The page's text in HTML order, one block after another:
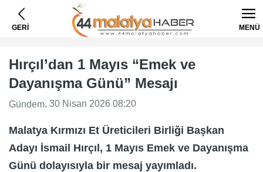
GERİ MENÜ
Hırçıl’dan 1 Mayıs “Emek ve
Dayanışma Günü” Mesajı
Gündem, 30 Nisan 2026 08:20
Malatya Kırmızı Et Üreticileri Birliği Başkan
Adayı İsmail Hırçıl, 1 Mayıs Emek ve Dayanışma
Günü dolayısıyla bir mesaj yayımladı.